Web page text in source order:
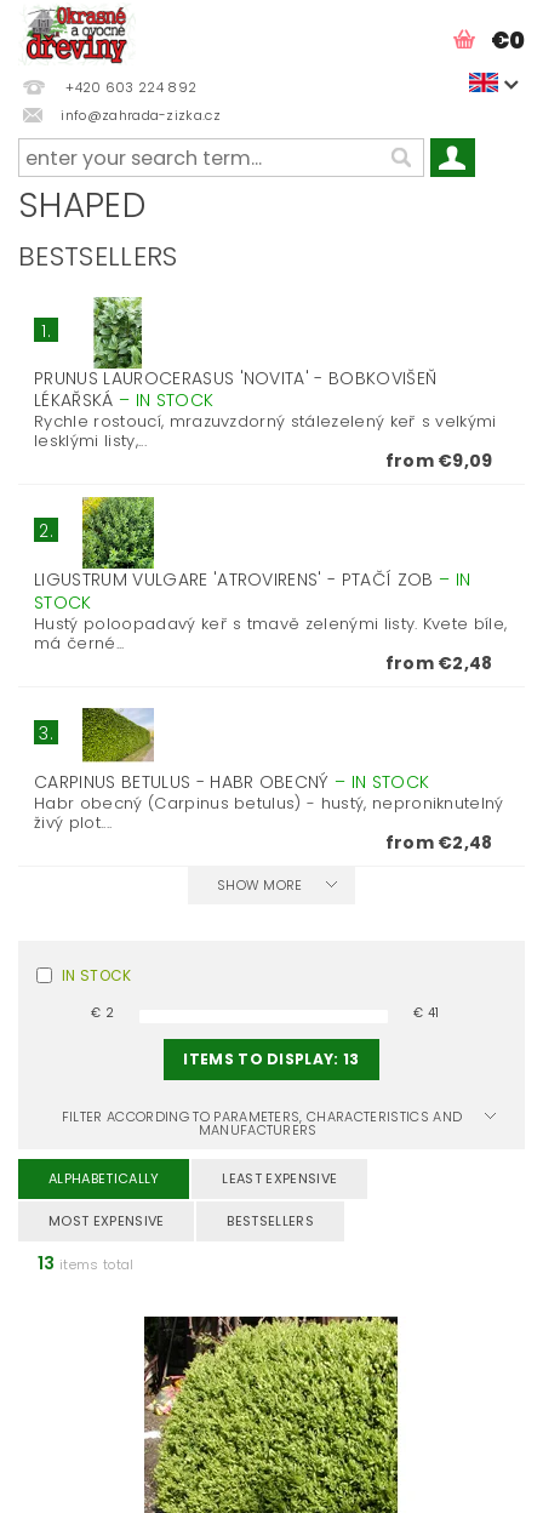
+420 603 224 892
info@zahrada-zizka.cz
€0
SHAPED
BESTSELLERS
1.
PRUNUS LAUROCERASUS 'NOVITA' - BOBKOVIŠEŇ
LÉKAŘSKÁ – IN STOCK
Rychle rostoucí, mrazuvzdorný stálezelený keř s velkými
lesklými listy,...
from €9,09
2.
LIGUSTRUM VULGARE 'ATROVIRENS' - PTAČÍ ZOB – IN
STOCK
Hustý poloopadavý keř s tmavě zelenými listy. Kvete bíle,
má černé...
from €2,48
3.
CARPINUS BETULUS - HABR OBECNÝ – IN STOCK
Habr obecný (Carpinus betulus) - hustý, neproniknutelný
živý plot....
from €2,48
SHOW MORE
IN STOCK
€ 2 € 41
ITEMS TO DISPLAY:13
FILTER ACCORDING TO PARAMETERS, CHARACTERISTICS AND
MANUFACTURERS
ALPHABETICALLY LEAST EXPENSIVE
MOST EXPENSIVE BESTSELLERS
13 items total